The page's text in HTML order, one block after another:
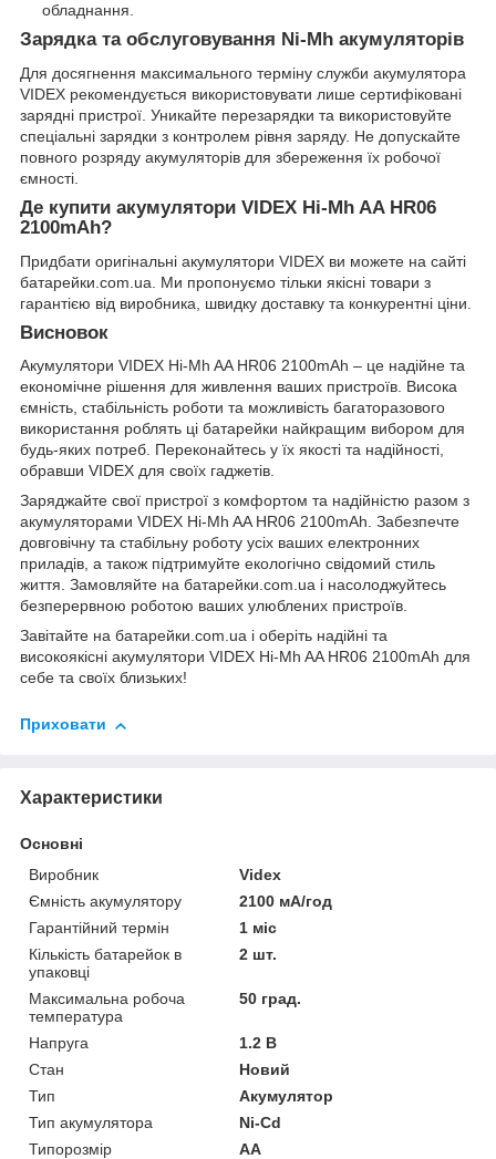
обладнання.
Зарядка та обслуговування Ni-Mh акумуляторів
Для досягнення максимального терміну служби акумулятора
VIDEX рекомендується використовувати лише сертифіковані
зарядні пристрої. Уникайте перезарядки та використовуйте
спеціальні зарядки з контролем рівня заряду. Не допускайте
повного розряду акумуляторів для збереження їх робочої
ємності.
Де купити акумулятори VIDEX Hi-Mh AA HR06
2100mAh?
Придбати оригінальні акумулятори VIDEX ви можете на сайті
батарейки.com.ua . Ми пропонуємо тільки якісні товари з
гарантією від виробника, швидку доставку та конкурентні ціни.
Висновок
Акумулятори VIDEX Hi-Mh AA HR06 2100mAh – це надійне та
економічне рішення для живлення ваших пристроїв. Висока
ємність, стабільність роботи та можливість багаторазового
використання роблять ці батарейки найкращим вибором для
будь-яких потреб. Переконайтесь у їх якості та надійності,
обравши VIDEX для своїх гаджетів.
Заряджайте свої пристрої з комфортом та надійністю разом з
акумуляторами VIDEX Hi-Mh AA HR06 2100mAh. Забезпечте
довговічну та стабільну роботу усіх ваших електронних
приладів, а також підтримуйте екологічно свідомий стиль
життя. Замовляйте на батарейки.com.ua і насолоджуйтесь
безперервною роботою ваших улюблених пристроїв.
Завітайте на батарейки.com.ua і оберіть надійні та
високоякісні акумулятори VIDEX Hi-Mh AA HR06 2100mAh для
себе та своїх близьких!
Приховати
Характеристики
Основні
Виробник
Videx
Ємність акумулятору
2100 мА/год
Гарантійний термін
1 міс
Кількість батарейок в
упаковці
2 шт.
Максимальна робоча
температура
50 град.
Напруга
1.2 В
Стан
Новий
Тип
Акумулятор
Тип акумулятора
Ni-Cd
Типорозмір
AA